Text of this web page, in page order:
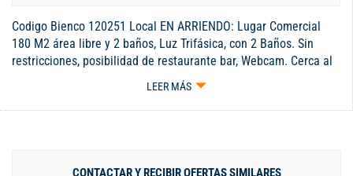
Codigo Bienco 120251 Local EN ARRIENDO: Lugar Comercial
180 M2 área libre y 2 baños, Luz Trifásica, con 2 Baños. Sin
restricciones, posibilidad de restaurante bar, Webcam. Cerca al
centro Comercial Titan Plaza, puntos de acceso de servicio
colocar una nueva sede para tu marca. Código interno: 120251
LEER MÁS
CONTACTAR Y RECIBIR OFERTAS SIMILARES